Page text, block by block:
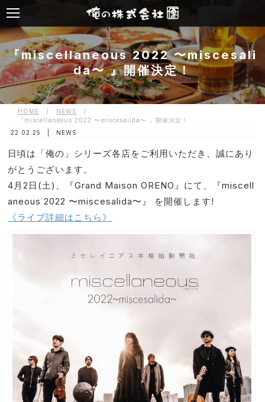
『miscellaneous 2022 〜miscesali
da〜 』開催決定！
HOME / NEWS
/
『miscellaneous 2022 〜miscesalida〜 』開催決定！
22.02.25 |
NEWS
日頃は「俺の」シリーズ各店をご利用いただき、誠にあり
がとうございます。
4月2日(土)、『Grand Maison ORENO』にて、『miscell
aneous 2022 〜miscesalida〜』 を開催します!
《ライブ詳細はこちら》